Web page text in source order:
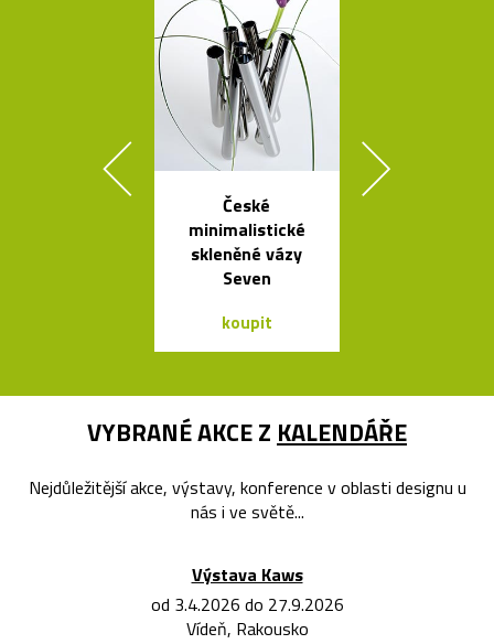
České
minimalistické
skleněné vázy
Seven
koupit
VYBRANÉ AKCE Z KALENDÁŘE
Nejdůležitější akce, výstavy, konference v oblasti designu u
nás i ve světě...
Výstava Kaws
od 3.4.2026 do 27.9.2026
Vídeň, Rakousko